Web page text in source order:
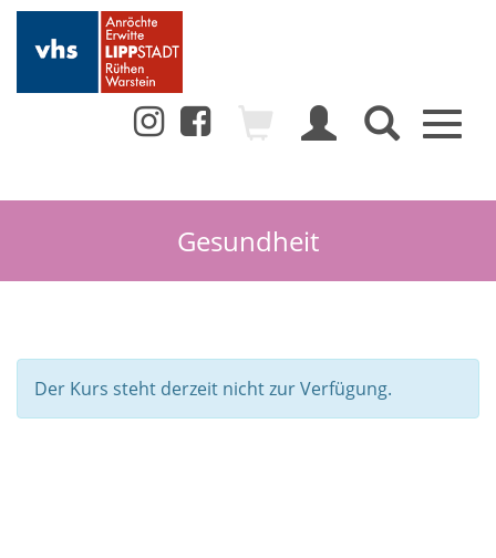
Toggle
Gesundheit
Der Kurs steht derzeit nicht zur Verfügung.